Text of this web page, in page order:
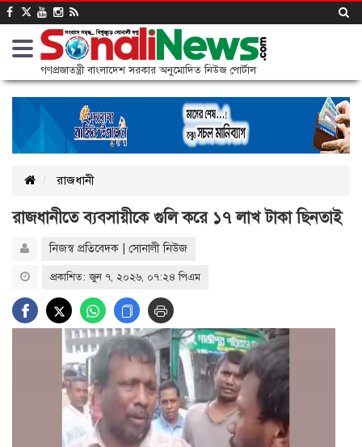
গণপ্রজাতন্ত্রী বাংলাদেশ সরকার অনুমোদিত নিউজ পোর্টাল
রাজধানী
রাজধানীতে ব্যবসায়ীকে গুলি করে ১৭ লাখ টাকা ছিনতাই
নিজস্ব প্রতিবেদক | সোনালী নিউজ
প্রকাশিত: জুন ৭, ২০২৬, ০৭:২৪ পিএম